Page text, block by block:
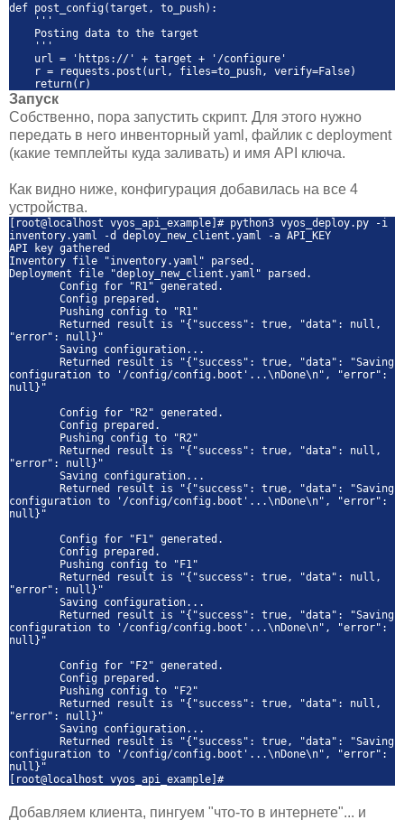
def post_config(target, to_push):
'''
Posting data to the target
'''
url = 'https://' + target + '/configure'
r = requests.post(url, files=to_push, verify=False)
return(r)
Запуск
Собственно, пора запустить скрипт. Для этого нужно
передать в него инвенторный yaml, файлик с deployment
(какие темплейты куда заливать) и имя API ключа.
Как видно ниже, конфигурация добавилась на все 4
устройства.
[root@localhost vyos_api_example]# python3 vyos_deploy.py -i
inventory.yaml -d deploy_new_client.yaml -a API_KEY
API key gathered
Inventory file "inventory.yaml" parsed.
Deployment file "deploy_new_client.yaml" parsed.
Config for "R1" generated.
Config prepared.
Pushing config to "R1"
Returned result is "{"success": true, "data": null,
"error": null}"
Saving configuration...
Returned result is "{"success": true, "data": "Saving
configuration to '/config/config.boot'...\nDone\n", "error":
null}"
Config for "R2" generated.
Config prepared.
Pushing config to "R2"
Returned result is "{"success": true, "data": null,
"error": null}"
Saving configuration...
Returned result is "{"success": true, "data": "Saving
configuration to '/config/config.boot'...\nDone\n", "error":
null}"
Config for "F1" generated.
Config prepared.
Pushing config to "F1"
Returned result is "{"success": true, "data": null,
"error": null}"
Saving configuration...
Returned result is "{"success": true, "data": "Saving
configuration to '/config/config.boot'...\nDone\n", "error":
null}"
Config for "F2" generated.
Config prepared.
Pushing config to "F2"
Returned result is "{"success": true, "data": null,
"error": null}"
Saving configuration...
Returned result is "{"success": true, "data": "Saving
configuration to '/config/config.boot'...\nDone\n", "error":
null}"
[root@localhost vyos_api_example]#
Добавляем клиента, пингуем "что-то в интернете"... и